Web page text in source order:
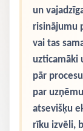
un
risinājumu
vai tas
uzticamāki
pār
par
atsevišķu
rīku izvēli,